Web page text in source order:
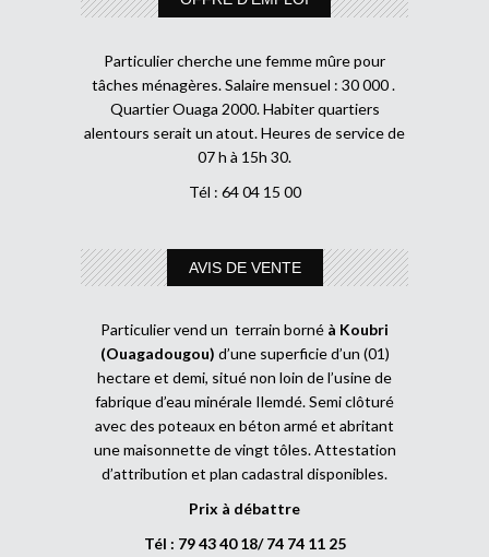
Particulier cherche une femme mûre pour
tâches ménagères. Salaire mensuel : 30 000 .
Quartier Ouaga 2000. Habiter quartiers
alentours serait un atout. Heures de service de
07 h à 15h 30.
Tél : 64 04 15 00
AVIS DE VENTE
Particulier vend un terrain borné à Koubri
(Ouagadougou) d’une superficie d’un (01)
hectare et demi, situé non loin de l’usine de
fabrique d’eau minérale Ilemdé. Semi clôturé
avec des poteaux en béton armé et abritant
une maisonnette de vingt tôles. Attestation
d’attribution et plan cadastral disponibles.
Prix à débattre
Tél : 79 43 40 18/ 74 74 11 25